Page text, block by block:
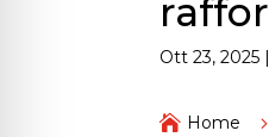
Ott 23, 2025 |
 Home 5